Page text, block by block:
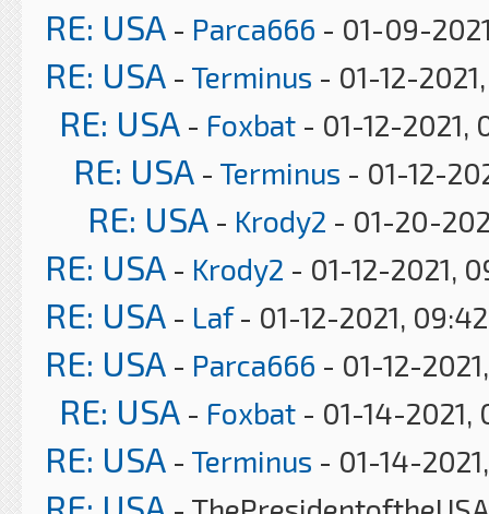
RE: USA - Parca666 - 01-09-
RE: USA - Terminus - 01-12-
RE: USA - Foxbat - 01-12-2021,
RE: USA - Terminus - 01-12-
RE: USA - Krody2 - 01-20-
RE: USA - Krody2 - 01-12-2021,
RE: USA - Laf- 01-12-2021,
RE: USA - Parca666 - 01-12-
RE: USA - Foxbat - 01-14-2021,
RE: USA - Terminus - 01-14-